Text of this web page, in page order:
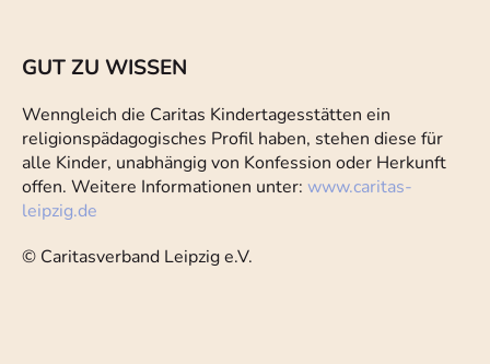
GUT ZU WISSEN
Wenngleich die Caritas Kindertagesstätten ein
religionspädagogisches Profil haben, stehen diese für
alle Kinder, unabhängig von Konfession oder Herkunft
offen. Weitere Informationen unter: www.caritas-
leipzig.de
© Caritasverband Leipzig e.V.